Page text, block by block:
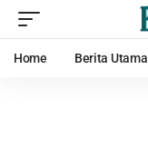
Home Berita Utama